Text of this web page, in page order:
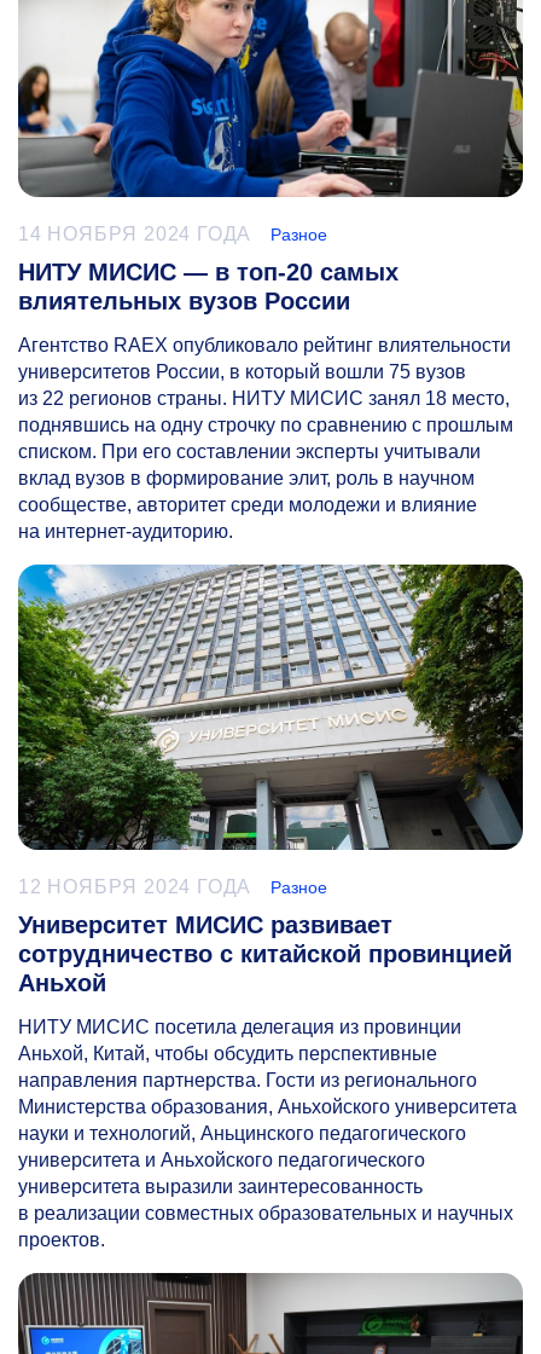
14 НОЯБРЯ 2024 ГОДА Разное
НИТУ МИСИС — в топ-20 самых
влиятельных вузов России
Агентство RAEX опубликовало рейтинг влиятельности
университетов России, в который вошли 75 вузов
из 22 регионов страны. НИТУ МИСИС занял 18 место,
поднявшись на одну строчку по сравнению с прошлым
списком. При его составлении эксперты учитывали
вклад вузов в формирование элит, роль в научном
сообществе, авторитет среди молодежи и влияние
на интернет-аудиторию.
12 НОЯБРЯ 2024 ГОДА Разное
Университет МИСИС развивает
сотрудничество с китайской провинцией
Аньхой
НИТУ МИСИС посетила делегация из провинции
Аньхой, Китай, чтобы обсудить перспективные
направления партнерства. Гости из регионального
Министерства образования, Аньхойского университета
науки и технологий, Аньцинского педагогического
университета и Аньхойского педагогического
университета выразили заинтересованность
в реализации совместных образовательных и научных
проектов.